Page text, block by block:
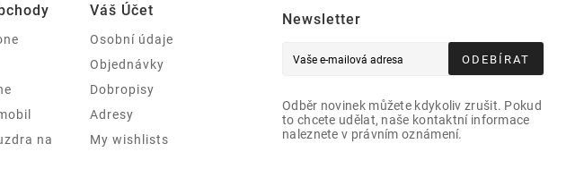
na
Váš Účet
Osobní údaje
Objednávky
Dobropisy
Adresy
My wishlists
Newsletter
ODEBÍRAT
Odběr novinek můžete kdykoliv zrušit. Pokud
to chcete udělat, naše kontaktní informace
naleznete v právním oznámení.